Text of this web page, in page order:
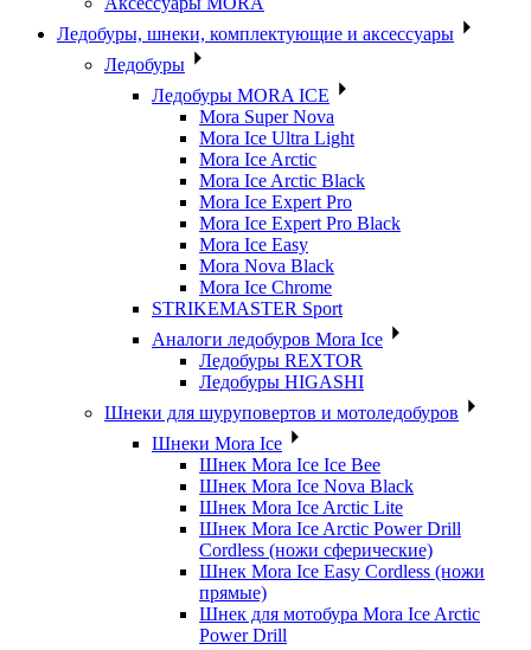
Ледобуры, шнеки, комплектующие и аксессуары
Ледобуры
Ледобуры MORA ICE
Mora Super Nova
Mora Ice Ultra Light
Mora Ice Arctic
Mora Ice Arctic Black
Mora Ice Expert Pro
Mora Ice Expert Pro Black
Mora Ice Easy
Mora Nova Black
Mora Ice Chrome
STRIKEMASTER Sport
Аналоги ледобуров Mora Ice
Ледобуры REXTOR
Ледобуры HIGASHI
Шнеки для шуруповертов и мотоледобуров
Шнеки Mora Ice
Шнек Mora Ice Ice Bee
Шнек Mora Ice Nova Black
Шнек Mora Ice Arctic Lite
Шнек Mora Ice Arctic Power Drill
Cordless (ножи сферические)
Шнек Mora Ice Easy Cordless (ножи
прямые)
Шнек для мотобура Mora Ice Arctic
Power Drill